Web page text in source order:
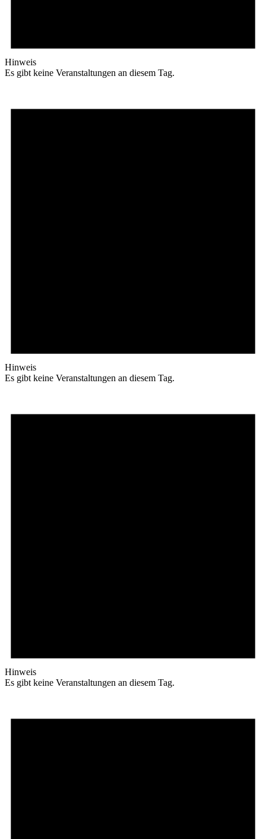
Hinweis
Es gibt keine Veranstaltungen an diesem Tag.
Hinweis
Es gibt keine Veranstaltungen an diesem Tag.
Hinweis
Es gibt keine Veranstaltungen an diesem Tag.